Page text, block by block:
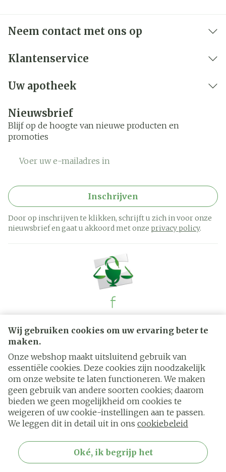
Wij gebruiken cookies om uw ervaring beter te
maken.
Onze webshop maakt uitsluitend gebruik van
essentiële cookies. Deze cookies zijn noodzakelijk
om onze website te laten functioneren. We maken
geen gebruik van andere soorten cookies; daarom
bieden we geen mogelijkheid om cookies te
weigeren of uw cookie-instellingen aan te passen.
We leggen dit in detail uit in ons cookiebeleid
Oké, ik begrijp het
Neem contact met ons op
Klantenservice
Uw apotheek
Nieuwsbrief
Blijf op de hoogte van nieuwe producten en
promoties
Inschrijven
Door op inschrijven te klikken, schrijft u zich in voor onze
nieuwsbrief en gaat u akkoord met onze privacy policy.
Juridische links